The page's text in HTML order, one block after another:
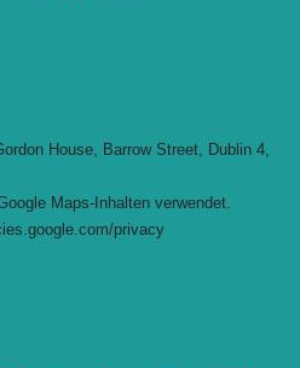
House, Barrow Street, Dublin 4,
Maps-Inhalten verwendet.
privacy